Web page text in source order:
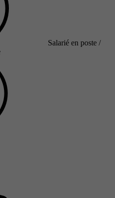
Salarié en poste /